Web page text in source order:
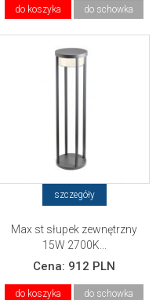
do koszyka do schowka
szczegóły
Max st słupek zewnętrzny
15W 2700K...
Cena: 912 PLN
do koszyka do schowka